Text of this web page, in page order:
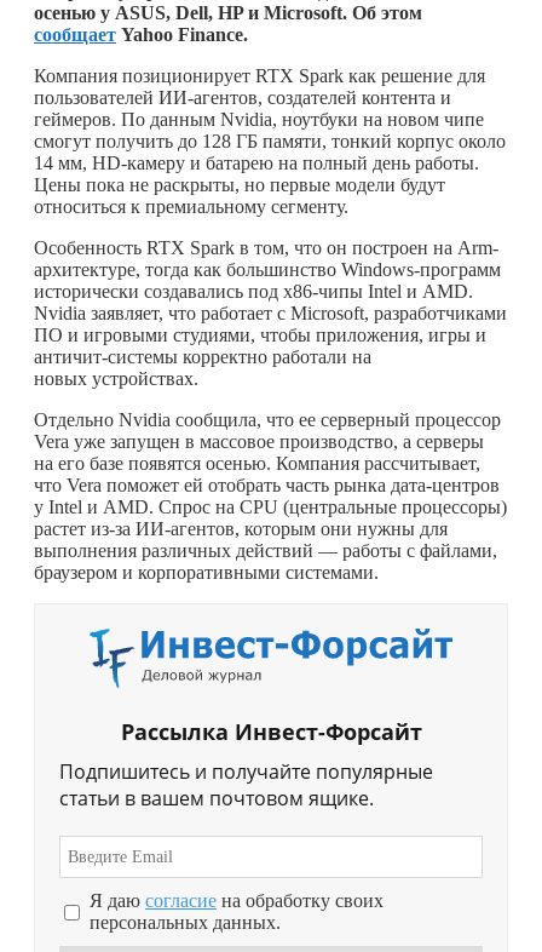
осенью у ASUS, Dell, HP и Microsoft. Об этом
сообщает Yahoo Finance.
Компания позиционирует RTX Spark как решение для
пользователей ИИ-агентов, создателей контента и
геймеров. По данным Nvidia, ноутбуки на новом чипе
смогут получить до 128 ГБ памяти, тонкий корпус около
14 мм, HD-камеру и батарею на полный день работы.
Цены пока не раскрыты, но первые модели будут
относиться к премиальному сегменту.
Особенность RTX Spark в том, что он построен на Arm-
архитектуре, тогда как большинство Windows-программ
исторически создавались под x86-чипы Intel и AMD.
Nvidia заявляет, что работает с Microsoft, разработчиками
ПО и игровыми студиями, чтобы приложения, игры и
античит-системы корректно работали на
новых устройствах.
Отдельно Nvidia сообщила, что ее серверный процессор
Vera уже запущен в массовое производство, а серверы
на его базе появятся осенью. Компания рассчитывает,
что Vera поможет ей отобрать часть рынка дата-центров
у Intel и AMD. Спрос на CPU (центральные процессоры)
растет из-за ИИ-агентов, которым они нужны для
выполнения различных действий — работы с файлами,
браузером и корпоративными системами.
Рассылка Инвест-Форсайт
Подпишитесь и получайте популярные
статьи в вашем почтовом ящике.
Я даю согласие на обработку своих
персональных данных.